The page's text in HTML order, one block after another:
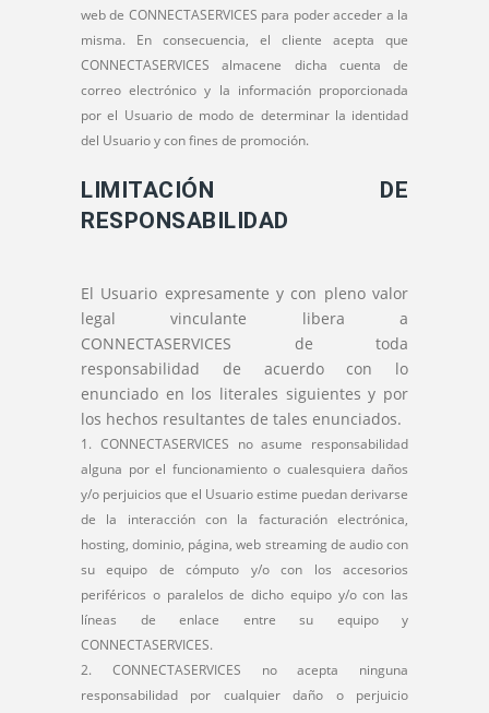
web de CONNECTASERVICES para poder acceder a la
misma. En consecuencia, el cliente acepta que
CONNECTASERVICES almacene dicha cuenta de
correo electrónico y la información proporcionada
por el Usuario de modo de determinar la identidad
del Usuario y con fines de promoción.
LIMITACIÓN DE
RESPONSABILIDAD
El Usuario expresamente y con pleno valor
legal vinculante libera a
CONNECTASERVICES de toda
responsabilidad de acuerdo con lo
enunciado en los literales siguientes y por
los hechos resultantes de tales enunciados.
CONNECTASERVICES no asume responsabilidad
alguna por el funcionamiento o cualesquiera daños
y/o perjuicios que el Usuario estime puedan derivarse
de la interacción con la facturación electrónica,
hosting, dominio, página, web streaming de audio con
su equipo de cómputo y/o con los accesorios
periféricos o paralelos de dicho equipo y/o con las
líneas de enlace entre su equipo y
CONNECTASERVICES.
CONNECTASERVICES no acepta ninguna
responsabilidad por cualquier daño o perjuicio